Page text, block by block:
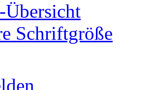
Übersicht
Schriftgröße